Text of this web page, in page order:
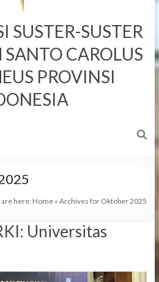
SUSTER-SUSTER
CAROLUS
PROVINSI
are here: Home »Archives for Oktober 2025
Universitas